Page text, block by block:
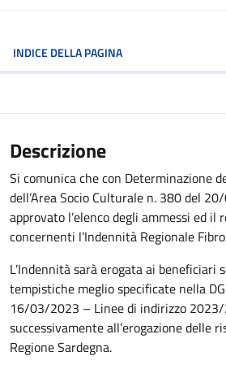
INDICE DELLA PAGINA
Descrizione
Si comunica che con Determinazione
dell’Area Socio Culturale n. 380 del
approvato l’elenco degli ammessi ed il
concernenti l’Indennità Regionale
L’Indennità sarà erogata ai beneficiari
tempistiche meglio specificate nella
16/03/2023 – Linee di indirizzo
successivamente all’erogazione delle
Regione Sardegna.